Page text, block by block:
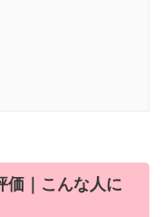
価｜こんな人に